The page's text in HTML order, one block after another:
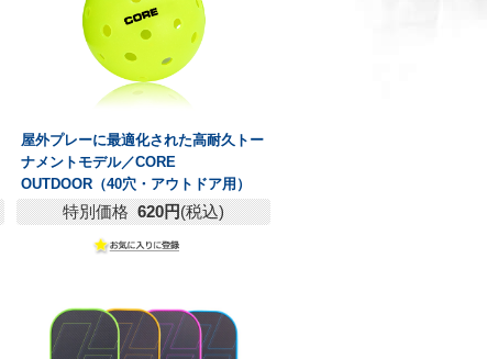
屋外プレーに最適化された高耐久トー
ナメントモデル／CORE
OUTDOOR（40穴・アウトドア用）
特別価格 620円(税込)